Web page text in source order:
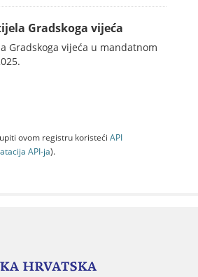
Gradskoga vijeća
Gradskoga vijeća u mandatnom
ovom registru koristeći API
API-jа).